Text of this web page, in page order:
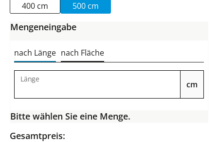
400 cm 500 cm
Mengeneingabe
nach Länge nach Fläche
Länge
cm
Bitte wählen Sie eine Menge.
Gesamtpreis: